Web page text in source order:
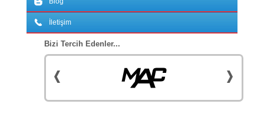
İletişim
Bizi Tercih Edenler...